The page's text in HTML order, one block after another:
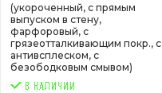
(укороченный, с прямым
выпуском в стену,
фарфоровый, с
грязеотталкивающим покр., с
антивсплеском, с
безободковым смывом)